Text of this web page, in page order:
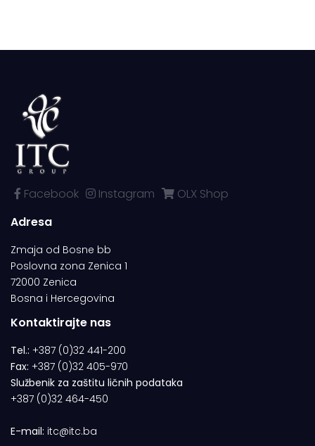
Facebook Instagram
OLX Shop
Adresa
Zmaja od Bosne bb
Poslovna zona Zenica 1
72000 Zenica
Bosna i Hercegovina
Kontaktirajte nas
Tel.: +387 (0)32 441-200
Fax: +387 (0)32 405-970
Službenik za zaštitu ličnih podataka
+387 (0)32 464-450
E-mail: itc@itc.ba